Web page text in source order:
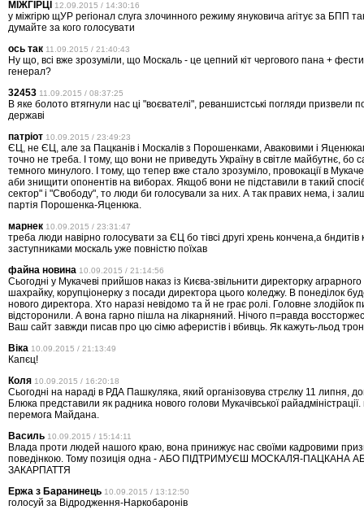
МІЖГІРЦІ 12.09.2015 / 14:30:16
у міжгірю щУР регіонал слуга злочинного режиму януковича агітує за БПП
думайте за кого голосувати
ось так 11.09.2015 / 21:40:43
Ну що, всі вже зрозуміли, що Москаль - це цепний кіт чергового пана +
генерал?
32453 11.09.2015 / 08:37:25
В яке болото втягнули нас ці "воєвателі", реваншистські погляди призвели
державі
патріот 10.09.2015 / 23:49:23
ЄЦ, не ЄЦ, але за Пацканів і Москалів з Порошенками, Аваковими і
точно не треба. І тому, що вони не приведуть Україну в світле майбутнє, бо
темного минулого. І тому, що тепер вже стало зрозуміло, провокації в
аби знищити опонентів на виборах. Якщоб вони не підставили в такий
сектор" і "Свободу", то люди би голосували за них. А так правих нема, і
партія Порошенка-Яценюка.
марнек 10.09.2015 / 23:31:47
треба люди навірно голосувати за ЄЦ бо тівсі другі хрень кончена,а бндитів
заступниками москаль уже повністю поїхав
файна новина 10.09.2015 / 21:14:56
Сьогодні у Мукачеві прийшов наказ із Києва-звільнити директорку
шахрайку, корупціонерку з посади директора цього коледжу. В понеділок
нового директора. Хто наразі невідомо та й не грає ролі. Головне злодійок
відсторонили. А вона гарно пішла на лікарняний. Нічого п=равда
Ваш сайт завжди писав про цю сімю аферистів і вбивць. Як кажуть-льод
Віка 10.09.2015 / 21:13:49
Капєц!
Коля 10.09.2015 / 16:20:18
Сьогодні на нараді в РДА Пашкуляка, який організовува стрєлку 11 липня,
Блюка представили як радника нового голови Мукачівської райадміністрації.
перемога Майдана.
Василь 10.09.2015 / 15:14:11
Влада проти людей нашого краю, вона принижує нас своїми кадровими
поведінкою. Тому позиція одна - АБО ПІДТРИМУЄШ МОСКАЛЯ-ПАЦКАНА
ЗАКАРПАТТЯ
Ержа з Баранинець 10.09.2015 / 13:12:50
голосуй за Відродження-Наркобаронів